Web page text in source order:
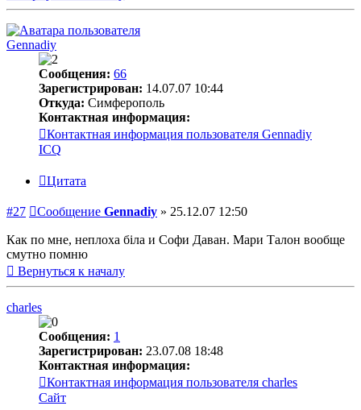
Gennadiy
Сообщения: 66
Зарегистрирован: 14.07.07 10:44
Откуда: Cимферополь
Контактная информация:
Контактная информация пользователя Gennadiy
ICQ
Цитата
#27 Сообщение Gennadiy » 25.12.07 12:50
Как по мне, неплоха біла и Софи Даван. Мари Талон вообще
смутно помню
Вернуться к началу
charles
Сообщения: 1
Зарегистрирован: 23.07.08 18:48
Контактная информация:
Контактная информация пользователя charles
Сайт